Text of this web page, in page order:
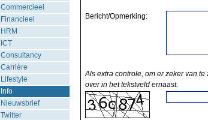
Commercieel
Financieel
HRM
ICT
Consultancy
Carrière
Lifestyle
Info
Nieuwsbrief
Twitter
Bericht/Opmerking:
Als extra controle, om er zeker van
over in het tekstveld ernaast.